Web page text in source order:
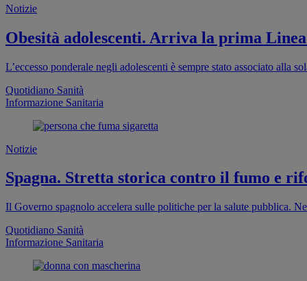
Notizie
Obesità adolescenti. Arriva la prima
L’eccesso ponderale negli adolescenti è sempre stato associato
Quotidiano Sanità
Informazione Sanitaria
Notizie
Spagna. Stretta storica contro il fumo e
Il Governo spagnolo accelera sulle politiche per la salute pubblica.
Quotidiano Sanità
Informazione Sanitaria